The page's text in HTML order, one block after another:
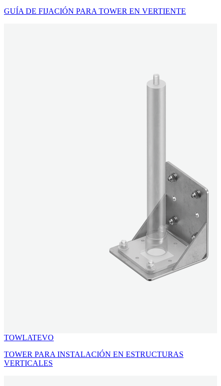
GUÍA DE FIJACIÓN PARA TOWER EN VERTIENTE
TOWLATEVO
TOWER PARA INSTALACIÓN EN ESTRUCTURAS
VERTICALES